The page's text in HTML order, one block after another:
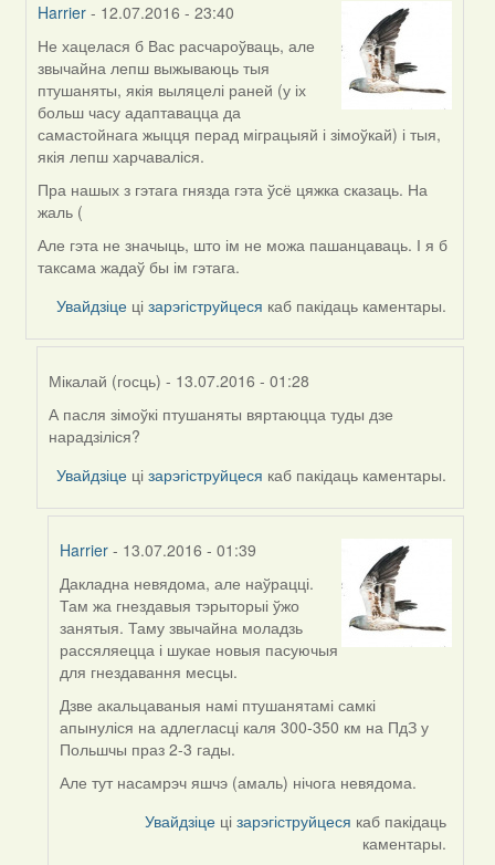
Harrier - 12.07.2016 - 23:40
In
reply
to
by
Viachaslav
Gruzdov
Не хацелася б Вас расчароўваць, але
звычайна лепш выжываюць тыя
птушаняты, якія выляцелі раней (у іх
больш часу адаптавацца да
самастойнага жыцця перад міграцыяй і зімоўкай) і тыя,
якія лепш харчаваліся.
Пра нашых з гэтага гнязда гэта ўсё цяжка сказаць. На
жаль (
Але гэта не значыць, што ім не можа пашанцаваць. І я б
таксама жадаў бы ім гэтага.
Увайдзіце цізарэгіструйцеся каб пакідаць каментары.
Мікалай (госць) - 13.07.2016 - 01:28
In
reply
to
Harrier
А пасля зімоўкі птушаняты вяртаюцца туды дзе
нарадзіліся?
Увайдзіце цізарэгіструйцеся каб пакідаць каментары.
Harrier- 13.07.2016 - 01:39
In
reply
to
by
Мікалай
(госць)
Дакладна невядома, але наўрацці.
Там жа гнездавыя тэрыторыі ўжо
занятыя. Таму звычайна моладзь
рассяляецца і шукае новыя пасуючыя
для гнездавання месцы.
Дзве акальцаваныя намі птушанятамі самкі
апынуліся на адлегласці каля 300-350 км на ПдЗ у
Польшчы праз 2-3 гады.
Але тут насамрэч яшчэ (амаль) нічога невядома.
Увайдзіце цізарэгіструйцеся каб пакідаць
каментары.